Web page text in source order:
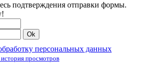
подтверждения отправки формы.
Ok
персональных данных
история просмотров